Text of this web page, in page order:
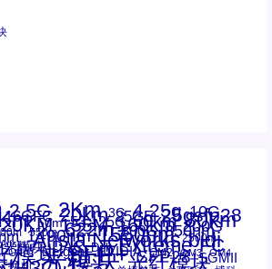
2.5G 2Km 3G 4.25g 10G
16GFC 20km 25GE 25gsfp28
50m 53.125G 60km 80km
155M 160km 200G
550m 622m 800G 850nm
1490nm 1550nm 2500m
Arista Arista Networks bidi
光模块 DAC Dell Extreme FC
LC Netgear NVIDIA OM2 OM3 OM4
模块 SFP+ SFP28 SGMII
换机 光模块 光纤模块